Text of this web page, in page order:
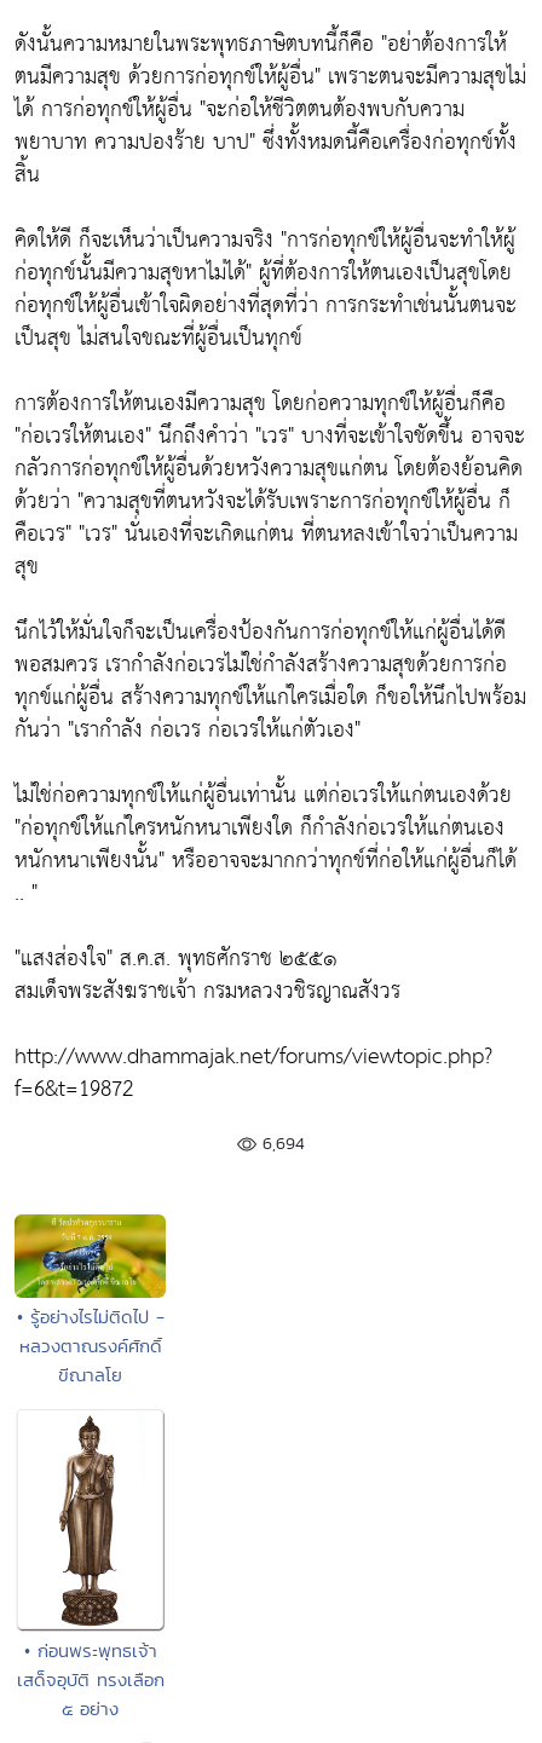
ดังนั้นความหมายในพระพุทธภาษิตบทนี้ก็คือ "อย่าต้องการให้
ตนมีความสุข ด้วยการก่อทุกข์ให้ผู้อื่น" เพราะตนจะมีความสุขไม่
ได้ การก่อทุกข์ให้ผู้อื่น "จะก่อให้ชีวิตตนต้องพบกับความ
พยาบาท ความปองร้าย บาป"ซึ่งทั้งหมดนี้คือเครื่องก่อทุกข์ทั้ง
สิ้น
คิดให้ดี ก็จะเห็นว่าเป็นความจริง "การก่อทุกข์ให้ผู้อื่นจะทำให้ผู้
ก่อทุกข์นั้นมีความสุขหาไม่ได้" ผู้ที่ต้องการให้ตนเองเป็นสุขโดย
ก่อทุกข์ให้ผู้อื่นเข้าใจผิดอย่างที่สุดที่ว่า การกระทำเช่นนั้นตนจะ
เป็นสุข ไม่สนใจขณะที่ผู้อื่นเป็นทุกข์
การต้องการให้ตนเองมีความสุข โดยก่อความทุกข์ให้ผู้อื่นก็คือ
"ก่อเวรให้ตนเอง"นึกถึงคำว่า "เวร"บางที่จะเข้าใจชัดขึ้น อาจจะ
กลัวการก่อทุกข์ให้ผู้อื่นด้วยหวังความสุขแก่ตน โดยต้องย้อนคิด
ด้วยว่า "ความสุขที่ตนหวังจะได้รับเพราะการก่อทุกข์ให้ผู้อื่น ก็
คือเวร" "เวร"นั่นเองที่จะเกิดแก่ตน ที่ตนหลงเข้าใจว่าเป็นความ
สุข
นึกไว้ให้มั่นใจก็จะเป็นเครื่องป้องกันการก่อทุกข์ให้แก่ผู้อื่นได้ดี
พอสมควร เรากำลังก่อเวรไม่ใช่กำลังสร้างความสุขด้วยการก่อ
ทุกข์แก่ผู้อื่น สร้างความทุกข์ให้แก่ใครเมื่อใด ก็ขอให้นึกไปพร้อม
กันว่า "เรากำลัง ก่อเวร ก่อเวรให้แก่ตัวเอง"
ไม่ใช่ก่อความทุกข์ให้แก่ผู้อื่นเท่านั้น แต่ก่อเวรให้แก่ตนเองด้วย
"ก่อทุกข์ให้แก่ใครหนักหนาเพียงใด ก็กำลังก่อเวรให้แก่ตนเอง
หนักหนาเพียงนั้น"หรืออาจจะมากกว่าทุกข์ที่ก่อให้แก่ผู้อื่นก็ได้
.. "
"แสงส่องใจ"ส.ค.ส. พุทธศักราช ๒๕๕๑
สมเด็จพระสังฆราชเจ้า กรมหลวงวชิรญาณสังวร
http://www.dhammajak.net/forums/viewtopic.php?
f=6&t=19872
6,694
• รู้อย่างไรไม่ติดไป -
หลวงตาณรงค์ศักดิ์
ขีณาลโย
• ก่อนพระพุทธเจ้า
เสด็จอุบัติ ทรงเลือก
๕ อย่าง